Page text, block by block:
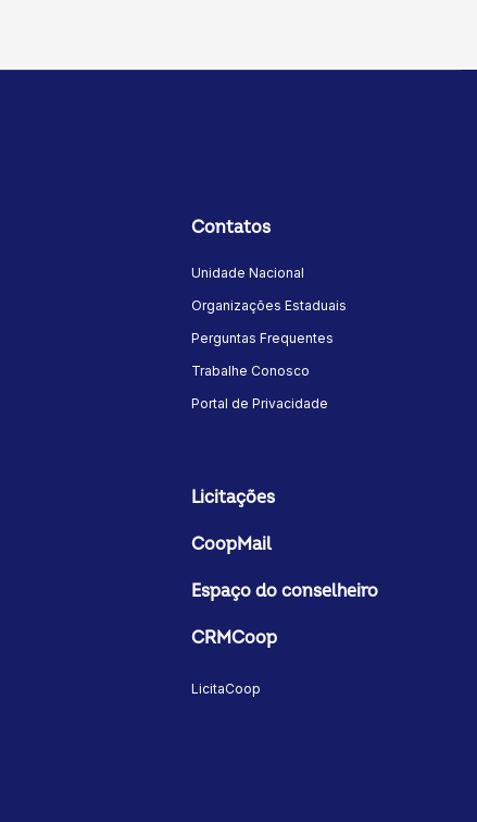
Contatos
Unidade Nacional
Organizações Estaduais
Perguntas Frequentes
Trabalhe Conosco
Portal de Privacidade
Licitações
CoopMail
Espaço do conselheiro
CRMCoop
LicitaCoop